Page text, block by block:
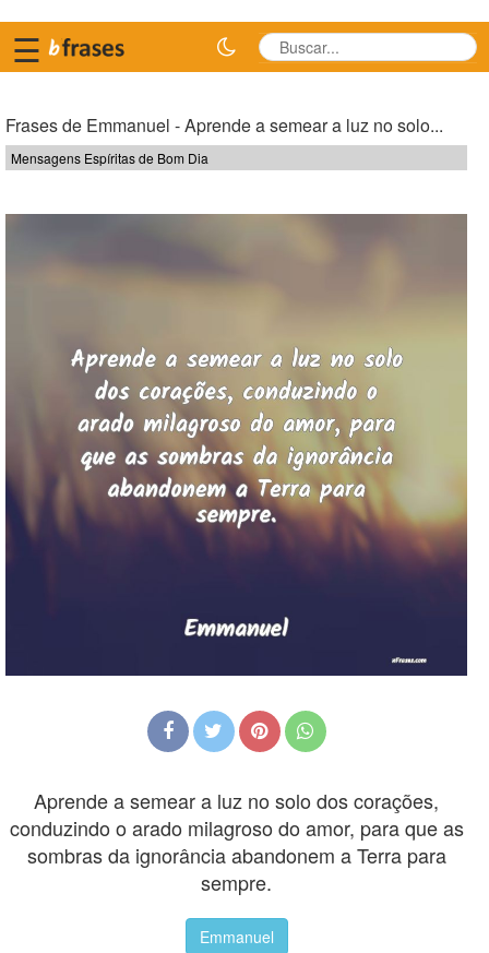
☰
Frases de Emmanuel - Aprende a semear a luz no solo...
Mensagens Espíritas de Bom Dia
Aprende a semear a luz no solo dos corações,
conduzindo o arado milagroso do amor, para que as
sombras da ignorância abandonem a Terra para
sempre.
Emmanuel